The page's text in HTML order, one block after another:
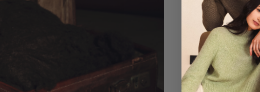
直接分類できるた
手可能な最も幅広
ドヤクウール繊維
提供できます。
利用可能な仕様：